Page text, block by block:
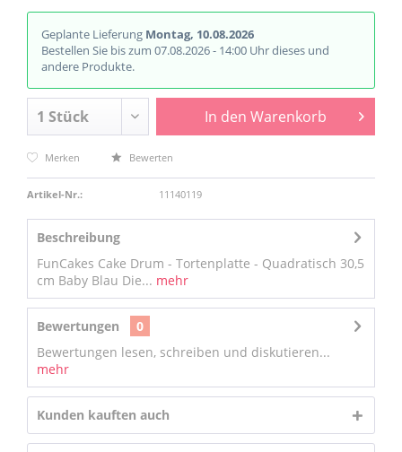
Geplante Lieferung Montag, 10.08.2026
Bestellen Sie bis zum 07.08.2026 - 14:00 Uhr dieses und
andere Produkte.
In den Warenkorb
Merken Bewerten
Artikel-Nr.: 11140119
Beschreibung
FunCakes Cake Drum - Tortenplatte - Quadratisch 30,5
cm Baby Blau Die... mehr
Bewertungen
0
Bewertungen lesen, schreiben und diskutieren...
mehr
Kunden kauften auch